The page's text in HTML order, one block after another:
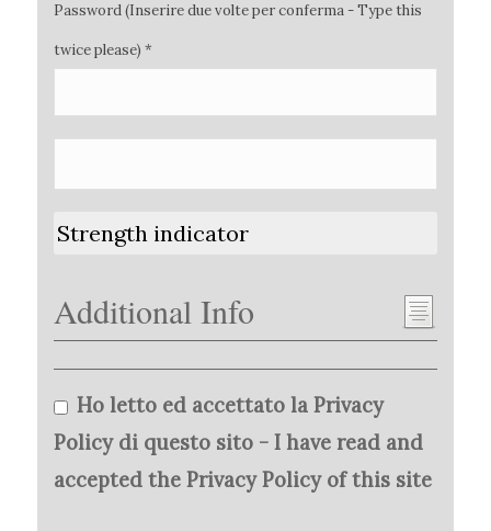
Password (Inserire due volte per conferma - Type this
twice please) *
Strength indicator
Additional Info
Ho letto ed accettato la Privacy
Policy di questo sito - I have read and
accepted the Privacy Policy of this site